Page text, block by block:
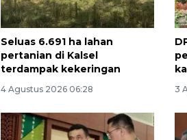
Seluas 6.691 ha lahan
pertanian di Kalsel
terdampak kekeringan
4 Agustus 2026 06:28 3
jalanan
2026-08-05